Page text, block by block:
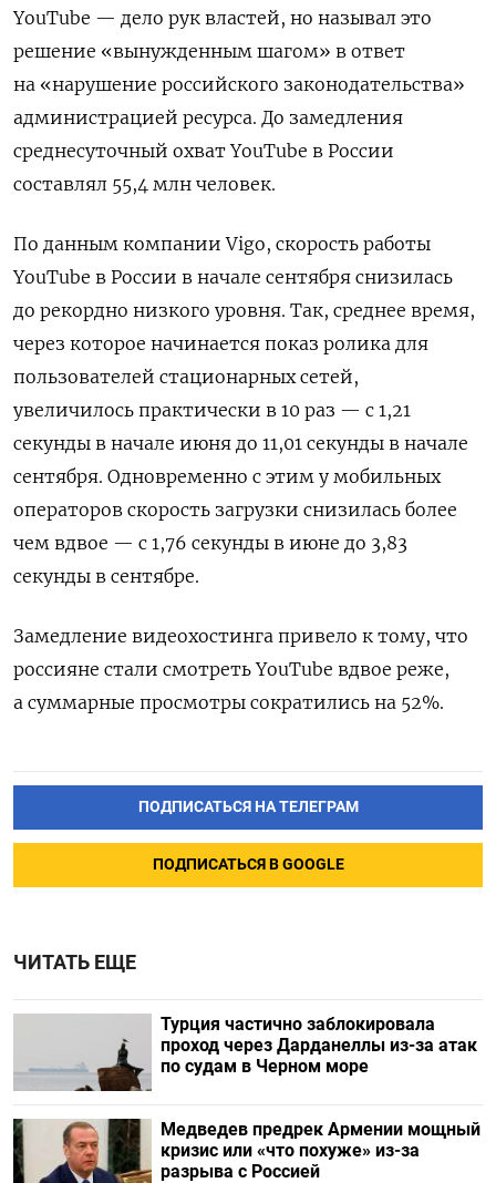
YouTube — дело рук властей, но называл это
решение «вынужденным шагом» в ответ
на «нарушение российского законодательства»
администрацией ресурса. До замедления
среднесуточный охват YouTube в России
составлял 55,4 млн человек.
По данным компании Vigo, скорость работы
YouTube в России в начале сентября снизилась
до рекордно низкого уровня. Так, среднее время,
через которое начинается показ ролика для
пользователей стационарных сетей,
увеличилось практически в 10 раз — с 1,21
секунды в начале июня до 11,01 секунды в начале
сентября. Одновременно с этим у мобильных
операторов скорость загрузки снизилась более
чем вдвое — с 1,76 секунды в июне до 3,83
секунды в сентябре.
Замедление видеохостинга привело к тому, что
россияне стали смотреть YouTube вдвое реже,
а суммарные просмотры сократились на 52%.
ПОДПИСАТЬСЯ НА ТЕЛЕГРАМ
ПОДПИСАТЬСЯ В GOOGLE
ЧИТАТЬ ЕЩЕ
Турция частично заблокировала
проход через Дарданеллы из-за атак
по судам в Черном море
Медведев предрек Армении мощный
кризис или «что похуже» из-за
разрыва с Россией